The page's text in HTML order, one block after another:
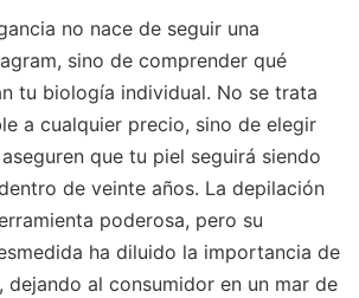
no nace de seguir una
sino de comprender qué
tu biología individual. No se trata
a cualquier precio, sino de elegir
que tu piel seguirá siendo
de veinte años. La depilación
poderosa, pero su
ha diluido la importancia de
dejando al consumidor en un mar de